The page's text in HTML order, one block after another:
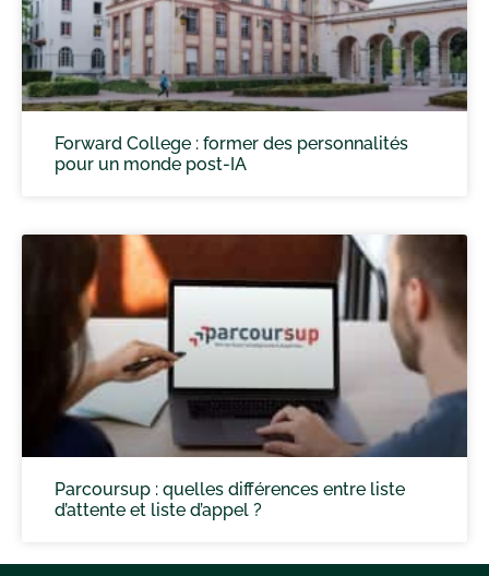
Forward College : former des personnalités
pour un monde post-IA
Parcoursup : quelles différences entre liste
d’attente et liste d’appel ?